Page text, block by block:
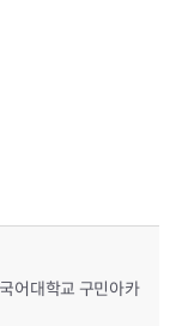
어대학교 구민아카